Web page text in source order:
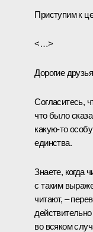
Приступим к
<…>
Дорогие
Согласитесь,
что было
какую‑то
единства.
Знаете, когда
с таким
читают, –
во всяком